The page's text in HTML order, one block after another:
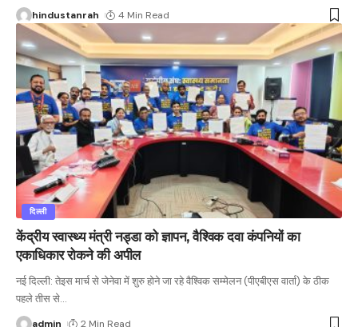
hindustanrah 4 Min Read
दिल्ली
केंद्रीय स्वास्थ्य मंत्री नड्डा को ज्ञापन, वैश्विक दवा कंपनियों का
एकाधिकार रोकने की अपील
नई दिल्ली: तेइस मार्च से जेनेवा में शुरु होने जा रहे वैश्विक सम्मेलन (पीएबीएस वार्ता) के ठीक
पहले तीस से…
admin 2 Min Read